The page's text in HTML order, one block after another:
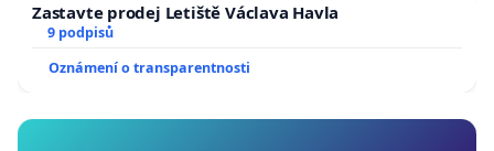
Zastavte prodej Letiště Václava Havla
9 podpisů
Oznámení o transparentnosti